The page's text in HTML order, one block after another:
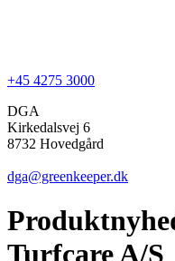
+45 4275 3000
DGA
Kirkedalsvej 6
8732 Hovedgård
dga@greenkeeper.dk
Turfcare A/S